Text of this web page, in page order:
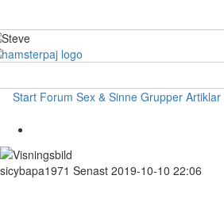
Start Forum Sex & Sinne Grupper Artiklar
sicybapa1971 Senast 2019-10-10 22:06